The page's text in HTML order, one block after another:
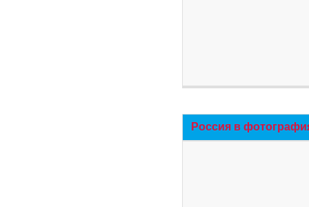
Россия в